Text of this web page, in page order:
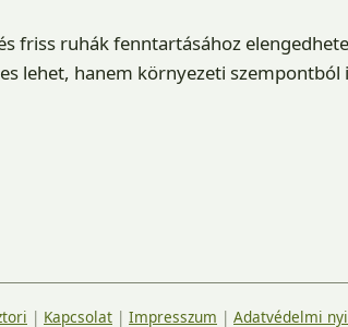
friss ruhák fenntartásához
lehet, hanem környezeti szempontból
| Kapcsolat | Impresszum | Adatvédelmi